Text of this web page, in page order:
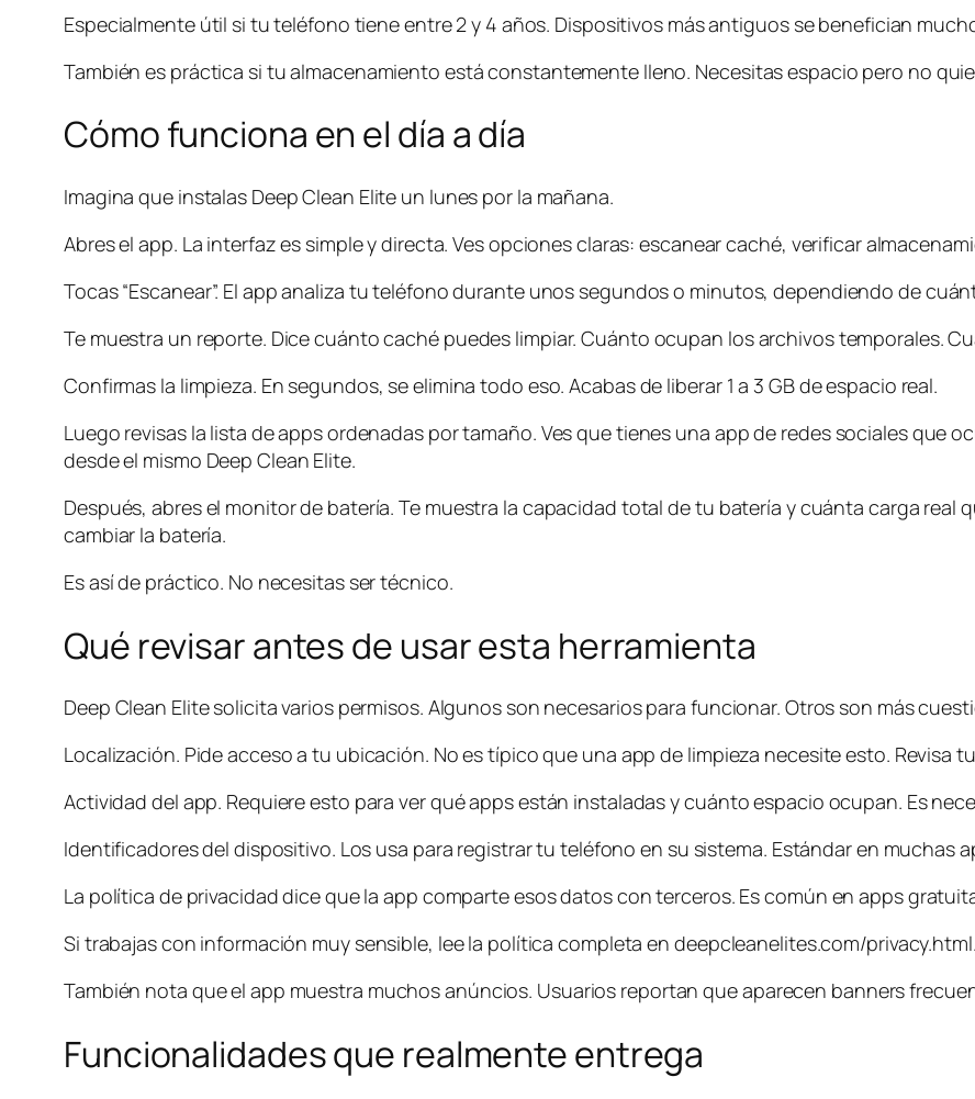
Especialmente útil si tu teléfono tiene entre 2 y 4 años. Dispositivos más antiguos se benefician
También es práctica si tu almacenamiento está constantemente lleno. Necesitas espacio pero no
Cómo funciona en el día a día
Imagina que instalas Deep Clean Elite un lunes por la mañana.
Abres el app. La interfaz es simple y directa. Ves opciones claras: escanear caché, verificar
Tocas “Escanear”. El app analiza tu teléfono durante unos segundos o minutos, dependiendo de
Te muestra un reporte. Dice cuánto caché puedes limpiar. Cuánto ocupan los archivos temporales.
Confirmas la limpieza. En segundos, se elimina todo eso. Acabas de liberar 1 a 3 GB de espacio real.
Luego revisas la lista de apps ordenadas por tamaño. Ves que tienes una app de redes sociales que
desde el mismo Deep Clean Elite.
Después, abres el monitor de batería. Te muestra la capacidad total de tu batería y cuánta carga real
cambiar la batería.
Es así de práctico. No necesitas ser técnico.
Qué revisar antes de usar esta herramienta
Deep Clean Elite solicita varios permisos. Algunos son necesarios para funcionar. Otros son más
Localización. Pide acceso a tu ubicación. No es típico que una app de limpieza necesite esto. Revisa
Actividad del app. Requiere esto para ver qué apps están instaladas y cuánto espacio ocupan. Es
Identificadores del dispositivo. Los usa para registrar tu teléfono en su sistema. Estándar en muchas
La política de privacidad dice que la app comparte esos datos con terceros. Es común en apps
Si trabajas con información muy sensible, lee la política completa en deepcleanelites.com/privacy.html.
También nota que el app muestra muchos anúncios. Usuarios reportan que aparecen banners
Funcionalidades que realmente entrega